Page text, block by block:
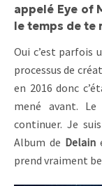
appelé Eye of
le temps de te
Oui c’est parfois
processus de
en 2016 donc
mené avant.
continuer. Je
Album de Delain
prend vraiment